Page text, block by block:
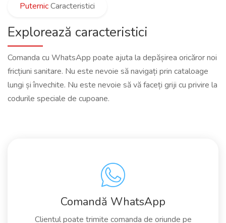
PuternicCaracteristici
Explorează caracteristici
Comanda cu WhatsApp poate ajuta la depășirea oricăror noi
fricțiuni sanitare. Nu este nevoie să navigați prin cataloage
lungi și învechite. Nu este nevoie să vă faceți griji cu privire la
codurile speciale de cupoane.
Comandă WhatsApp
Clientul poate trimite comanda de oriunde pe